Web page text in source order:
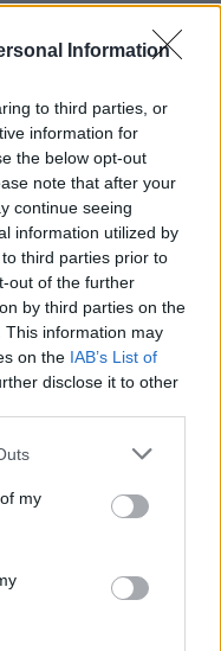
Information
to third parties, or
information for
the below opt-out
note that after your
continue seeing
information utilized by
third parties prior to
out of the further
by third parties on the
This information may
on the IAB’s List of
disclose it to other
my
, ηΙνδία 2,8
Ισραήλ 1,2 δισ.
δολάρια.
δολάρια σε
είναι ότι η αύξηση
Η έκθεση
κράτη έχουν
δολάρια
τα πυρηνικά τους
προγράμματα που
επενδύσεις στο
στρατιωτικές
να